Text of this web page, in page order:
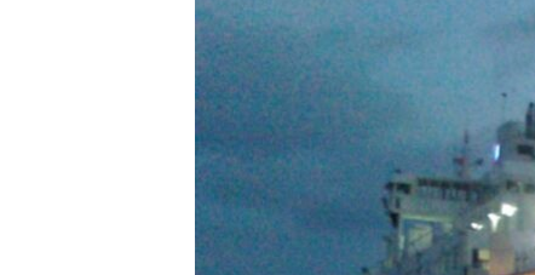
УКРАИНСКАЯ ПРОБЛЕМА КРЫМА